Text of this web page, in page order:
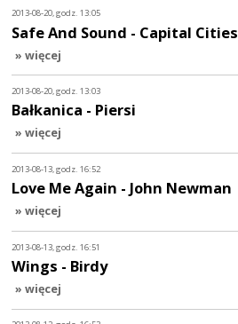
2013-08-20, godz. 13:05
Safe And Sound - Capital Cities
» więcej
2013-08-20, godz. 13:03
Bałkanica - Piersi
» więcej
2013-08-13, godz. 16:52
Love Me Again - John Newman
» więcej
2013-08-13, godz. 16:51
Wings - Birdy
» więcej